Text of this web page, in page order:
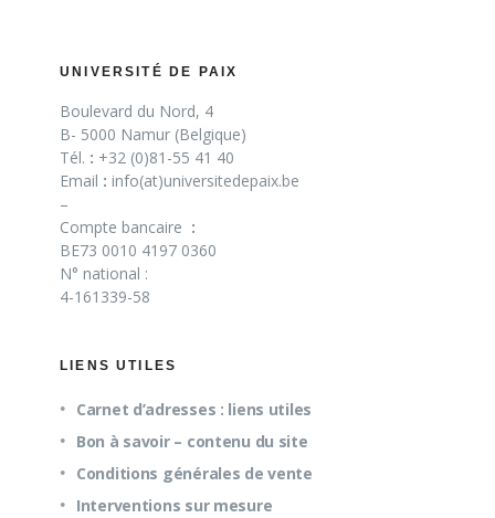
UNIVERSITÉ DE PAIX
Boulevard du Nord, 4
B- 5000 Namur (Belgique)
Tél. : +32 (0)81-55 41 40
Email : info(at)universitedepaix.be
–
Compte bancaire :
BE73 0010 4197 0360
N° national :
4-161339-58
LIENS UTILES
Carnet d’adresses : liens utiles
Bon à savoir – contenu du site
Conditions générales de vente
Interventions sur mesure